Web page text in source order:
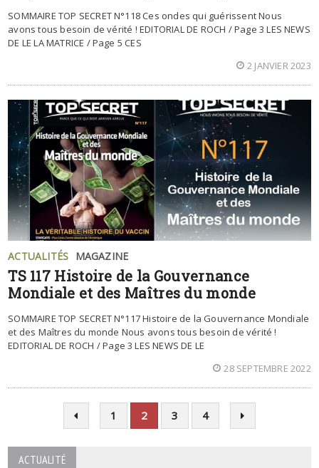
SOMMAIRE TOP SECRET N°118 Ces ondes qui guérissent Nous
avons tous besoin de vérité ! EDITORIAL DE ROCH / Page 3 LES NEWS
DE LE LA MATRICE / Page 5 CES
2 JANVIER 2023
ACTUALITÉS MAGAZINE
TS 117 Histoire de la Gouvernance
Mondiale et des Maîtres du monde
SOMMAIRE TOP SECRET N°117 Histoire de la Gouvernance Mondiale
et des Maîtres du monde Nous avons tous besoin de vérité !
EDITORIAL DE ROCH / Page 3 LES NEWS DE LE
28 SEPTEMBRE 2022
1 2 3 4
ACTUALITÉ